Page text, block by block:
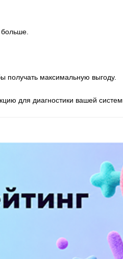
больше.
получать максимальную выгоду.
для диагностики вашей
НА ПОЛНУЮ ВЕРСИЮ
Все права защищены.